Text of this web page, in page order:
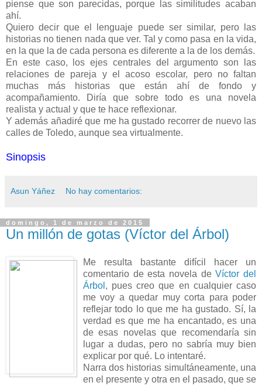
piense que son parecidas, porque las similitudes acaban
ahí.
Quiero decir que el lenguaje puede ser similar, pero las
historias no tienen nada que ver. Tal y como pasa en la vida,
en la que la de cada persona es diferente a la de los demás.
En este caso, los ejes centrales del argumento son las
relaciones de pareja y el acoso escolar, pero no faltan
muchas más historias que están ahí de fondo y
acompañamiento. Diría que sobre todo es una novela
realista y actual y que te hace reflexionar.
Y además añadiré que me ha gustado recorrer de nuevo las
calles de Toledo, aunque sea virtualmente.
Sinopsis
Asun Yáñez No hay comentarios:
domingo, 1 de marzo de 2015
Un millón de gotas (Víctor del Árbol)
Me resulta bastante difícil hacer un
comentario de esta novela deVíctor del
Árbol , pues creo que en cualquier caso
me voy a quedar muy corta para poder
reflejar todo lo que me ha gustado. Sí, la
verdad es que me ha encantado, es una
de esas novelas que recomendaría sin
lugar a dudas, pero no sabría muy bien
explicar por qué. Lo intentaré.
Narra dos historias simultáneamente, una
en el presente y otra en el pasado, que se